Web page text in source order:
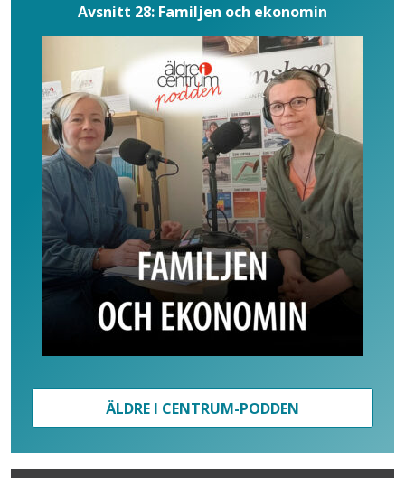
Avsnitt 28: Familjen och ekonomin
ÄLDRE I CENTRUM-PODDEN